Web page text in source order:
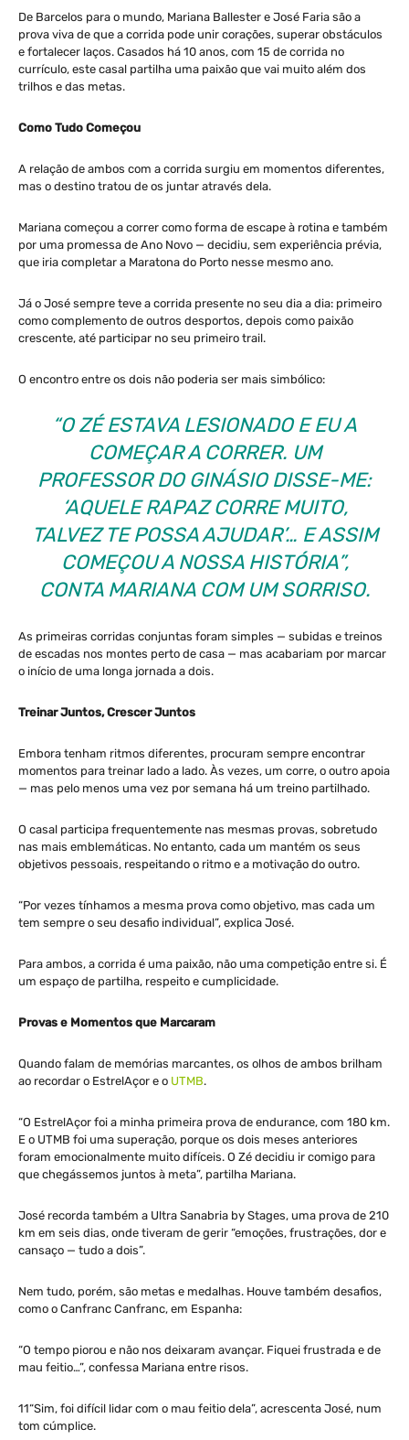
De Barcelos para o mundo, Mariana Ballester e José Faria são a
prova viva de que a corrida pode unir corações, superar obstáculos
e fortalecer laços. Casados há 10 anos, com 15 de corrida no
currículo, este casal partilha uma paixão que vai muito além dos
trilhos e das metas.
Como Tudo Começou
A relação de ambos com a corrida surgiu em momentos diferentes,
mas o destino tratou de os juntar através dela.
Mariana começou a correr como forma de escape à rotina e também
por uma promessa de Ano Novo — decidiu, sem experiência prévia,
que iria completar a Maratona do Porto nesse mesmo ano.
Já o José sempre teve a corrida presente no seu dia a dia: primeiro
como complemento de outros desportos, depois como paixão
crescente, até participar no seu primeiro trail.
O encontro entre os dois não poderia ser mais simbólico:
“O ZÉ ESTAVA LESIONADO E EU A
COMEÇAR A CORRER. UM
PROFESSOR DO GINÁSIO DISSE-ME:
‘AQUELE RAPAZ CORRE MUITO,
TALVEZ TE POSSA AJUDAR’… E ASSIM
COMEÇOU A NOSSA HISTÓRIA”,
CONTA MARIANA COM UM SORRISO.
As primeiras corridas conjuntas foram simples — subidas e treinos
de escadas nos montes perto de casa — mas acabariam por marcar
o início de uma longa jornada a dois.
Treinar Juntos, Crescer Juntos
Embora tenham ritmos diferentes, procuram sempre encontrar
momentos para treinar lado a lado. Às vezes, um corre, o outro apoia
— mas pelo menos uma vez por semana há um treino partilhado.
O casal participa frequentemente nas mesmas provas, sobretudo
nas mais emblemáticas. No entanto, cada um mantém os seus
objetivos pessoais, respeitando o ritmo e a motivação do outro.
“Por vezes tínhamos a mesma prova como objetivo, mas cada um
tem sempre o seu desafio individual”, explica José.
Para ambos, a corrida é uma paixão, não uma competição entre si. É
um espaço de partilha, respeito e cumplicidade.
Provas e Momentos que Marcaram
Quando falam de memórias marcantes, os olhos de ambos brilham
ao recordar o EstrelAçor e o UTMB.
“O EstrelAçor foi a minha primeira prova de endurance, com 180 km.
E o UTMB foi uma superação, porque os dois meses anteriores
foram emocionalmente muito difíceis. O Zé decidiu ir comigo para
que chegássemos juntos à meta”, partilha Mariana.
José recorda também a Ultra Sanabria by Stages, uma prova de 210
km em seis dias, onde tiveram de gerir “emoções, frustrações, dor e
cansaço — tudo a dois”.
Nem tudo, porém, são metas e medalhas. Houve também desafios,
como o Canfranc Canfranc, em Espanha:
“O tempo piorou e não nos deixaram avançar. Fiquei frustrada e de
mau feitio…”, confessa Mariana entre risos.
11“Sim, foi difícil lidar com o mau feitio dela”, acrescenta José, num
tom cúmplice.